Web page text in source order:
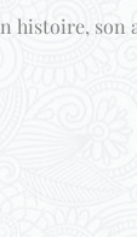
histoire, son